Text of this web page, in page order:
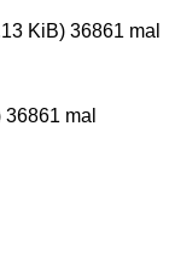
KiB) 36861 mal
mal